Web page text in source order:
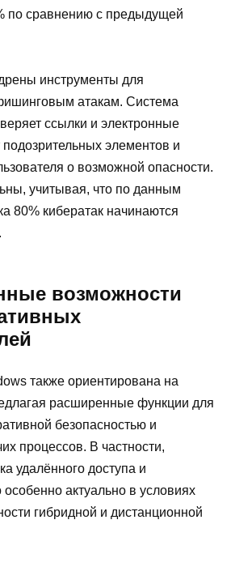
по сравнению с предыдущей
инструменты для
атакам. Система
ссылки и электронные
элементов и
о возможной опасности.
учитывая, что по данным
80% кибератак начинаются
возможности
также ориентирована на
расширенные функции для
безопасностью и
процессов. В частности,
удалённого доступа и
особенно актуально в условиях
гибридной и дистанционной